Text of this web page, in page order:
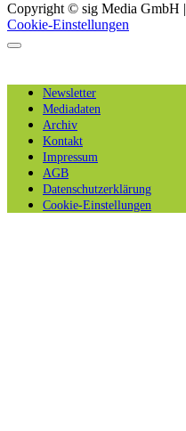
Copyright © sig Media GmbH |
Cookie-Einstellungen
Newsletter
Mediadaten
Archiv
Kontakt
Impressum
AGB
Datenschutzerklärung
Cookie-Einstellungen